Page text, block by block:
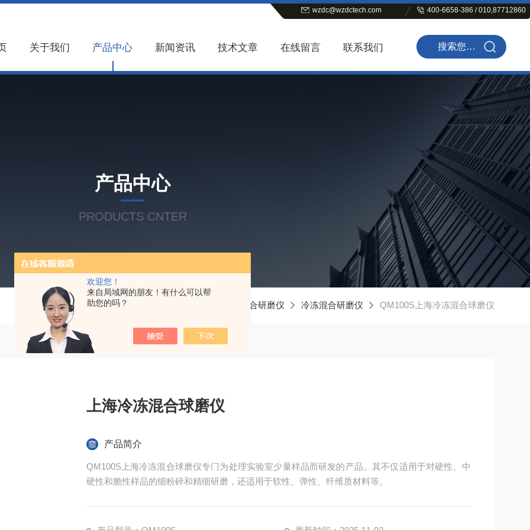
欢迎您！
来自局域网的朋友！有什么可以帮
助您的吗？
wzdc@wzdctech.com 400-6658-386 / 010,87712860
关于我们 产品中心 新闻资讯 技术文章 在线留言 联系我们
产品中心
PRODUCTS CNTER
当前位置： 多功能混合研磨仪 冷冻混合研磨仪 QM100S上海冷冻混合球磨仪
上海冷冻混合球磨仪
产品简介
QM100S上海冷冻混合球磨仪专门为处理实验室少量样品而研发的产品。其不仅适用于对硬性、中
硬性和脆性样品的细粉碎和精细研磨，还适用于软性、弹性、纤维质材料等。